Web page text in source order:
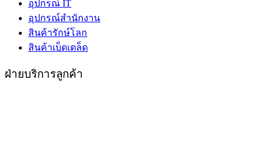
อุปกรณ์ IT
อุปกรณ์สำนักงาน
สินค้ารักษ์โลก
สินค้าเบ็ดเตล็ด
ฝ่ายบริการลูกค้า